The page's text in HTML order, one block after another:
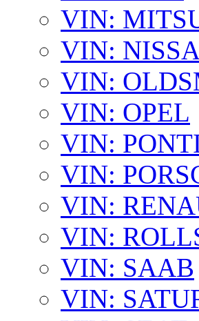
VIN:
VIN:
VIN:
VIN: OPEL
VIN:
VIN:
VIN:
VIN:
VIN: SAAB
VIN: